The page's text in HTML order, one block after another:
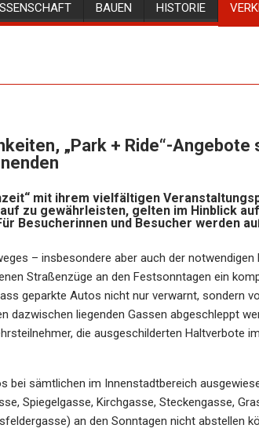
BAUEN HISTORIE
„Park + Ride“-Angebote
mit ihrem vielfältigen
zu gewährleisten, gelten im Hinblick
Besucherinnen und Besucher werden
– insbesondere aber auch der notwendigen
Straßenzüge an den Festsonntagen ein
geparkte Autos nicht nur verwarnt, sondern
dazwischen liegenden Gassen abgeschleppt
die ausgeschilderten Haltverbote
bei sämtlichen im Innenstadtbereich
Spiegelgasse, Kirchgasse, Steckengasse,
an den Sonntagen nicht abstellen